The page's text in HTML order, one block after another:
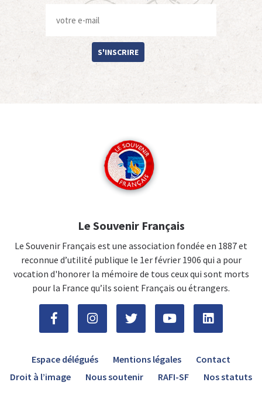
S'INSCRIRE
Le Souvenir Français
Le Souvenir Français est une association fondée en 1887 et
reconnue d’utilité publique le 1er février 1906 qui a pour
vocation d'honorer la mémoire de tous ceux qui sont morts
pour la France qu’ils soient Français ou étrangers.
Espace délégués Mentions légales
Contact
Droit à l’image
Nous soutenir RAFI-SF Nos statuts